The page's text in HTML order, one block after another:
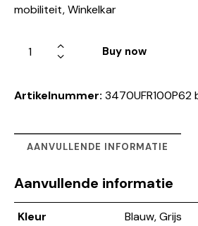
mobiliteit, Winkelkar
Buy now
Artikelnummer: 3470UFR100P62
AANVULLENDE INFORMATIE
Aanvullende informatie
Kleur Blauw, Grijs